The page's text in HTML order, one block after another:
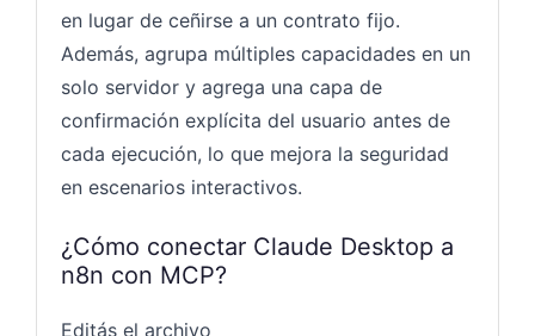
en lugar de ceñirse a un contrato fijo.
Además, agrupa múltiples capacidades en un
solo servidor y agrega una capa de
confirmación explícita del usuario antes de
cada ejecución, lo que mejora la seguridad
en escenarios interactivos.
¿Cómo conectar Claude Desktop a
n8n con MCP?
Editás el archivo